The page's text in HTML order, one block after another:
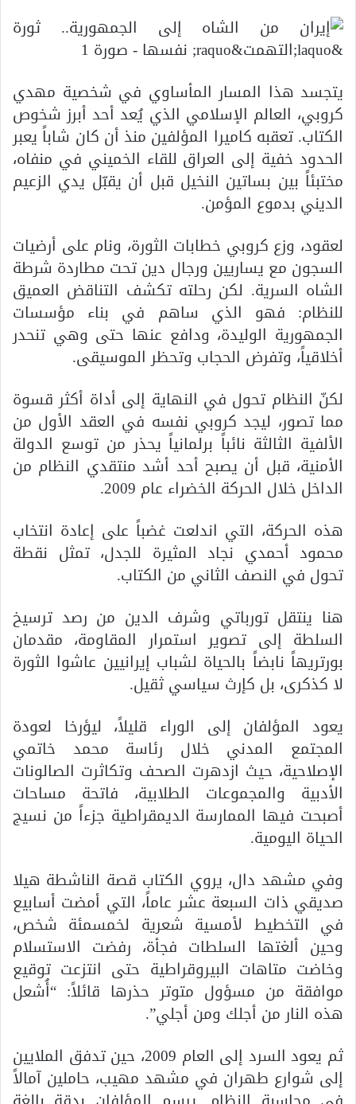
يتجسد هذا المسار المأساوي في شخصية مهدي
كروبي، العالم الإسلامي الذي يُعد أحد أبرز شخوص
الكتاب. تعقبه كاميرا المؤلفين منذ أن كان شاباً يعبر
الحدود خفية إلى العراق للقاء الخميني في منفاه،
مختبئاً بين بساتين النخيل قبل أن يقبّل يدي الزعيم
الديني بدموع المؤمن.
لعقود، وزع كروبي خطابات الثورة، ونام على أرضيات
السجون مع يساريين ورجال دين تحت مطاردة شرطة
الشاه السرية. لكن رحلته تكشف التناقض العميق
للنظام: فهو الذي ساهم في بناء مؤسسات
الجمهورية الوليدة، ودافع عنها حتى وهي تنحدر
أخلاقياً، وتفرض الحجاب وتحظر الموسيقى.
لكنّ النظام تحول في النهاية إلى أداة أكثر قسوة
مما تصور، ليجد كروبي نفسه في العقد الأول من
الألفية الثالثة نائباً برلمانياً يحذر من توسع الدولة
الأمنية، قبل أن يصبح أحد أشد منتقدي النظام من
الداخل خلال الحركة الخضراء عام 2009.
هذه الحركة، التي اندلعت غضباً على إعادة انتخاب
محمود أحمدي نجاد المثيرة للجدل، تمثل نقطة
تحول في النصف الثاني من الكتاب.
هنا ينتقل تورباتي وشرف الدين من رصد ترسيخ
السلطة إلى تصوير استمرار المقاومة، مقدمان
بورتريهاً نابضاً بالحياة لشباب إيرانيين عاشوا الثورة
لا كذكرى، بل كإرث سياسي ثقيل.
يعود المؤلفان إلى الوراء قليلاً، ليؤرخا لعودة
المجتمع المدني خلال رئاسة محمد خاتمي
الإصلاحية، حيث ازدهرت الصحف وتكاثرت الصالونات
الأدبية والمجموعات الطلابية، فاتحة مساحات
أصبحت فيها الممارسة الديمقراطية جزءاً من نسيج
الحياة اليومية.
وفي مشهد دال، يروي الكتاب قصة الناشطة هيلا
صديقي ذات السبعة عشر عاماً، التي أمضت أسابيع
في التخطيط لأمسية شعرية لخمسمئة شخص،
وحين ألغتها السلطات فجأة، رفضت الاستسلام
وخاضت متاهات البيروقراطية حتى انتزعت توقيع
موافقة من مسؤول متوتر حذرها قائلاً: “أُشعل
هذه النار من أجلك ومن أجلي”.
ثم يعود السرد إلى العام 2009، حين تدفق الملايين
إلى شوارع طهران في مشهد مهيب، حاملين آمالاً